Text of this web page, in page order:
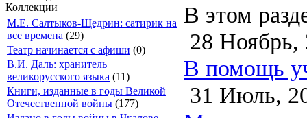
Коллекции
М.Е. Салтыков-Щедрин: сатирик на
все времена (29)
Театр начинается с афиши (0)
В.И. Даль: хранитель
великорусского языка (11)
Книги, изданные в годы Великой
Отечественной войны (177)
В этом
28 Ноябрь,
В помощь
31 Июль,